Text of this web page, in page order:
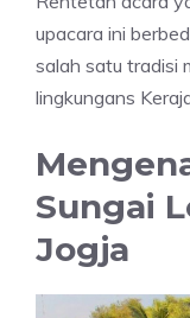
upacara ini
salah satu tradisi
lingkungans
Sungai
Jogja